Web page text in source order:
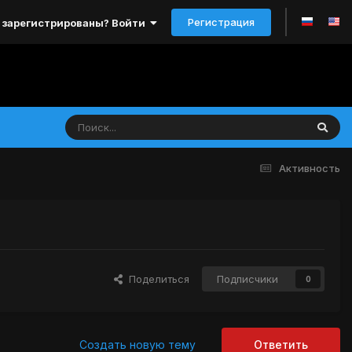
Войти Регистрация
Активность
Поделиться Подписчики 0
Ответить
Создать новую тему